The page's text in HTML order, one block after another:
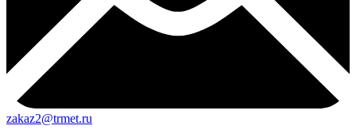
zakaz2@trmet.ru